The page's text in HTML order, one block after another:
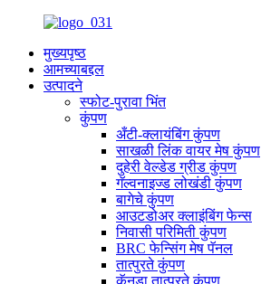
मुख्यपृष्ठ
आमच्याबद्दल
उत्पादने
स्फोट-पुरावा भिंत
कुंपण
अँटी-क्लायंबिंग कुंपण
साखळी लिंक वायर मेष कुंपण
दुहेरी वेल्डेड ग्रीड कुंपण
गॅल्वनाइज्ड लोखंडी कुंपण
बागेचे कुंपण
आउटडोअर क्लाइंबिंग फेन्स
निवासी परिमिती कुंपण
BRC फेन्सिंग मेष पॅनल
तात्पुरते कुंपण
कॅनडा तात्पुरते कुंपण